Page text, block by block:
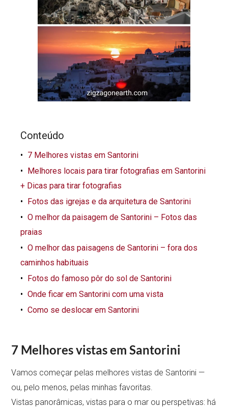
Conteúdo
7 Melhores vistas em Santorini
Melhores locais para tirar fotografias em Santorini
+ Dicas para tirar fotografias
Fotos das igrejas e da arquitetura de Santorini
O melhor da paisagem de Santorini – Fotos das
praias
O melhor das paisagens de Santorini – fora dos
caminhos habituais
Fotos do famoso pôr do sol de Santorini
Onde ficar em Santorini com uma vista
Como se deslocar em Santorini
7 Melhores vistas em Santorini
Vamos começar pelas melhores vistas de Santorini —
ou, pelo menos, pelas minhas favoritas.
Vistas panorâmicas, vistas para o mar ou perspetivas: há